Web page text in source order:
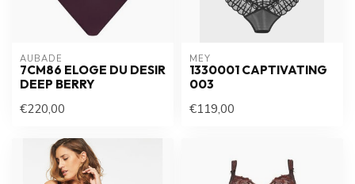
AUBADE
7CM86 ELOGE DU DESIR
DEEP BERRY
€220,00
MEY
1330001 CAPTIVATING
003
€119,00